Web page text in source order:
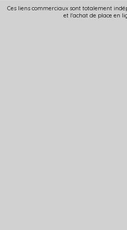
Ces liens commerciaux sont totalement
et l'achat de place en